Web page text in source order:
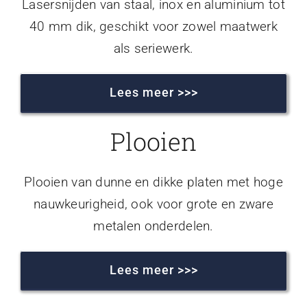
Lasersnijden van staal, inox en aluminium tot
40 mm dik, geschikt voor zowel maatwerk
als seriewerk.
Lees meer >>>
Plooien
Plooien van dunne en dikke platen met hoge
nauwkeurigheid, ook voor grote en zware
metalen onderdelen.
Lees meer >>>